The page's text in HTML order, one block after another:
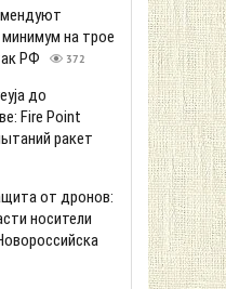
на трое
РФ
372
до
Fire Point
ракет
от дронов:
носители